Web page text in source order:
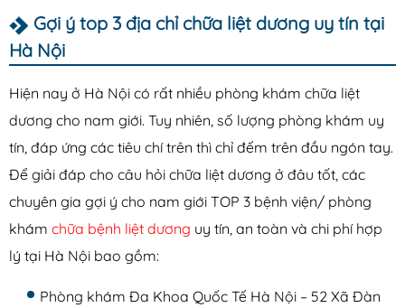
Gợi ý top 3 địa chỉ chữa liệt dương uy tín tại
Hà Nội
Hiện nay ở Hà Nội có rất nhiều phòng khám chữa liệt
dương cho nam giới. Tuy nhiên, số lượng phòng khám uy
tín, đáp ứng các tiêu chí trên thì chỉ đếm trên đầu ngón tay.
Để giải đáp cho câu hỏi chữa liệt dương ở đâu tốt, các
chuyên gia gợi ý cho nam giới TOP 3 bệnh viện/ phòng
khám chữa bệnh liệt dương uy tín, an toàn và chi phí hợp
lý tại Hà Nội bao gồm:
Phòng khám Đa Khoa Quốc Tế Hà Nội – 52 Xã Đàn